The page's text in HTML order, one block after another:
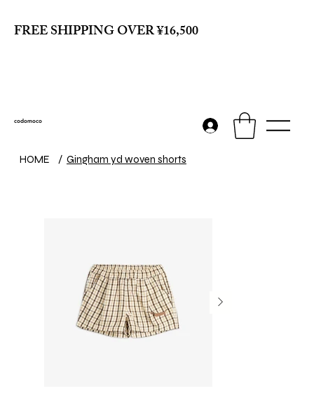
FREE SHIPPING OVER ¥16,500
codomoco
HOME / Gingham yd woven shorts